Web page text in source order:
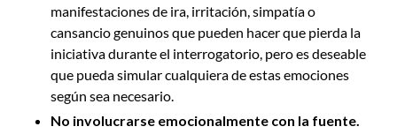
manifestaciones de ira, irritación, simpatía o
cansancio genuinos que pueden hacer que pierda la
iniciativa durante el interrogatorio, pero es deseable
que pueda simular cualquiera de estas emociones
según sea necesario.
No involucrarse emocionalmente con la fuente.